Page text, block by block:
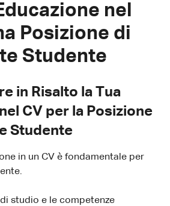
nel
Posizione di
Studente
in Risalto la Tua
CV per la Posizione
Studente
in un CV è fondamentale per
studio e le competenze